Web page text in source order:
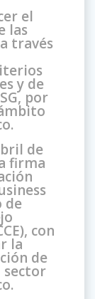
el
las
través
y de
por
de
firma
de
con
la
de
sector